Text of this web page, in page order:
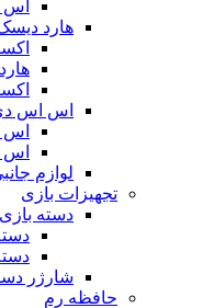
اس
هارد
اس اس
اس
لوازم
تجهیزات بازی
دسته بازی
شارژر
حافظه رم